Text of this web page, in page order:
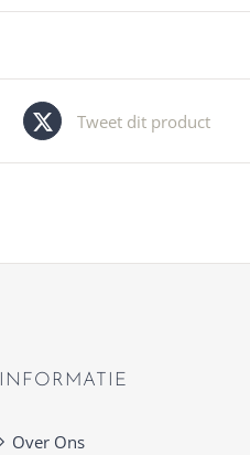
Tweet dit product
INFORMATIE
Over Ons